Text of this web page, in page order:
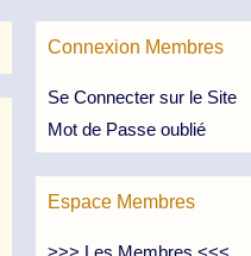
Connexion Membres
Se Connecter sur le Site
Mot de Passe oublié
Espace Membres
>>> Les Membres <<<